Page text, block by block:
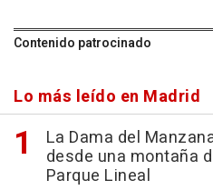
Contenido patrocinado
Lo más leído en Madrid
La Dama del
desde una montaña
Parque Lineal